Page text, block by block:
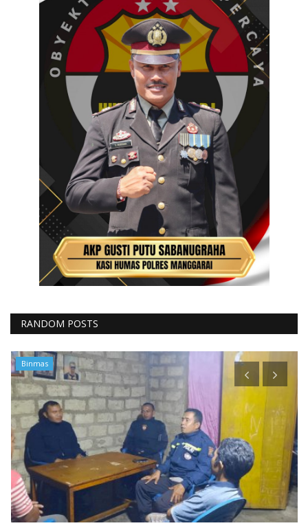
RANDOM POSTS
Polisi Kita